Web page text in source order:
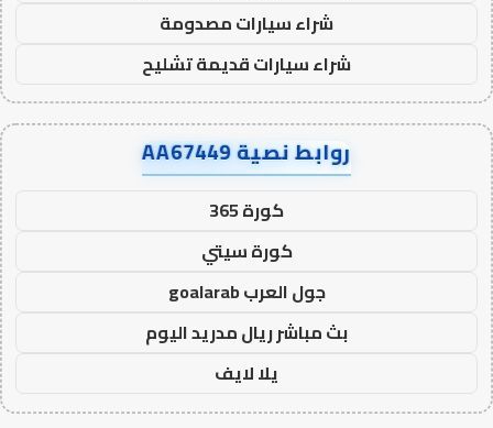
شراء سيارات مصدومة
شراء سيارات قديمة تشليح
روابط نصية AA67449
كورة 365
كورة سيتي
جول العرب goalarab
بث مباشر ريال مدريد اليوم
يلا لايف